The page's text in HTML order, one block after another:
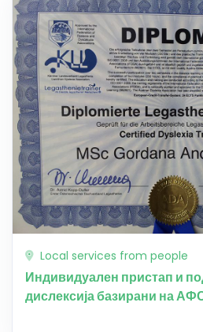
Local services from people
Индивидуален пристап и
дислексија базирани на